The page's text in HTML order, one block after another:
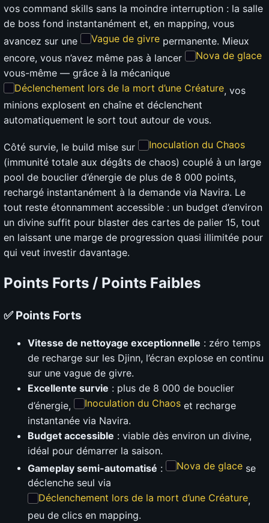
vos command skills sans la moindre interruption : la salle
de boss fond instantanément et, en mapping, vous
avancez sur une
Vague de givre permanente. Mieux
encore, vous n’avez même pas à lancer
Nova de glace
vous-même — grâce à la mécanique
Déclenchement lors de la mort d’une Créature, vos
minions explosent en chaîne et déclenchent
automatiquement le sort tout autour de vous.
Côté survie, le build mise sur
Inoculation du Chaos
(immunité totale aux dégâts de chaos) couplé à un large
pool de bouclier d’énergie de plus de 8 000 points,
rechargé instantanément à la demande via Navira. Le
tout reste étonnamment accessible : un budget d’environ
un divine suffit pour blaster des cartes de palier 15, tout
en laissant une marge de progression quasi illimitée pour
qui veut investir davantage.
Points Forts / Points Faibles
✅ Points Forts
Vitesse de nettoyage exceptionnelle : zéro temps
de recharge sur les Djinn, l’écran explose en continu
sur une vague de givre.
Excellente survie : plus de 8 000 de bouclier
d’énergie,
Inoculation du Chaos et recharge
instantanée via Navira.
Budget accessible : viable dès environ un divine,
idéal pour démarrer la saison.
Gameplay semi-automatisé : Nova de glace se
déclenche seul via
Déclenchement lors de la mort d’une Créature,
peu de clics en mapping.